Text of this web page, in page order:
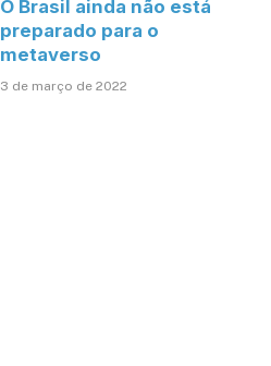
O Brasil ainda não está
preparado para o
metaverso
3 de março de 2022